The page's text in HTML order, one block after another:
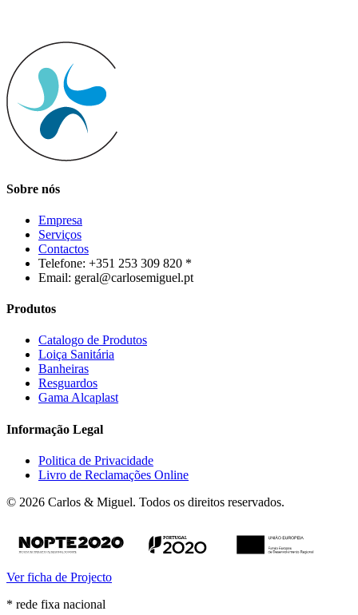
Sobre nós
Empresa
Serviços
Contactos
Telefone: +351 253 309 820 *
Email: geral@carlosemiguel.pt
Produtos
Catalogo de Produtos
Loiça Sanitária
Banheiras
Resguardos
Gama Alcaplast
Informação Legal
Politica de Privacidade
Livro de Reclamações Online
© 2026 Carlos & Miguel. Todos os direitos reservados.
Ver ficha de Projecto
* rede fixa nacional